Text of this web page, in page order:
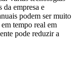
da empresa e
podem ser muito
tempo real em
pode reduzir a